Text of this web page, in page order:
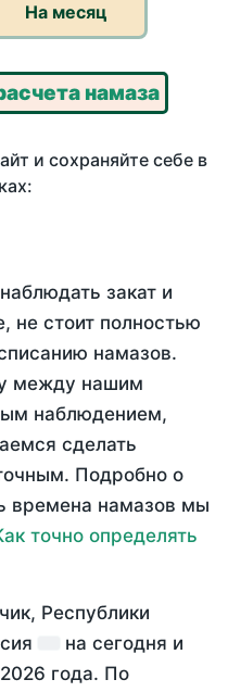
На месяц
намаза
и сохраняйте себе в
закат и
не стоит полностью
намазов.
между нашим
наблюдением,
сделать
Подробно о
времена намазов мы
точно определять
Республики
на сегодня и
года. По